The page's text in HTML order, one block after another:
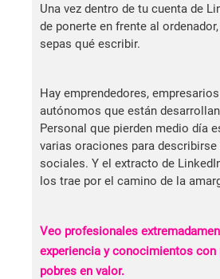
Una vez dentro de tu cuenta de
de ponerte en frente al
sepas qué escribir.
Hay emprendedores,
autónomos que están
Personal que pierden medio día
varias oraciones para describirse
sociales. Y el extracto de
los trae por el camino de la
Veo profesionales
experiencia y conocimientos con
pobres en valor.